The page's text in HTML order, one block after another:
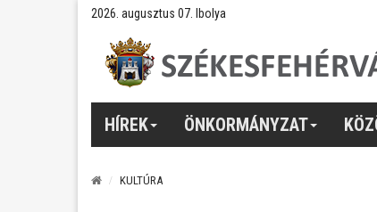
2026. augusztus 07. Ibolya
HÍREK ÖNKORMÁNYZAT
KULTÚRA